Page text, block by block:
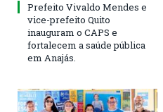
Prefeito Vivaldo Mendes e
vice-prefeito Quito
inauguram o CAPS e
fortalecem a saúde pública
em Anajás.